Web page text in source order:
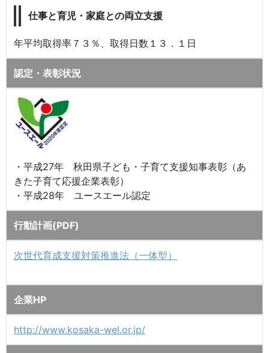
仕事と育児・家庭との両立支援
年平均取得率７３％、取得日数１３．１日
認定・表彰状況
・平成27年 秋田県子ども・子育て支援知事表彰（あ
きた子育て応援企業表彰）
・平成28年 ユースエール認定
行動計画(PDF)
次世代育成支援対策推進法（一体型）
企業HP
http://www.kosaka-wel.or.jp/